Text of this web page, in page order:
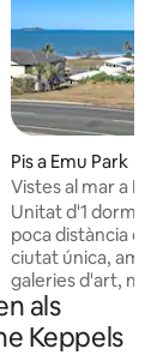
mitjana d'un
Pis a Emu Park
Vistes al mar a
Unitat d'1
poca distància de
ciutat única, amb
galeries d'art,
Relaxa't a la gran
l'oceà o travessa
una capbussada a
als
Keppels